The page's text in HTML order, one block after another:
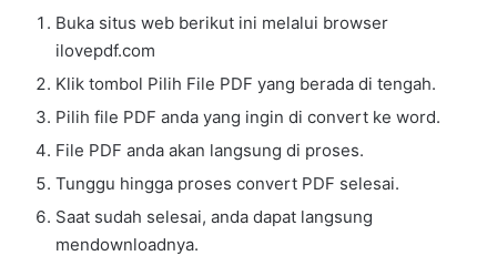
Buka situs web berikut ini melalui browser
ilovepdf.com
Klik tombol Pilih File PDF yang berada di tengah.
Pilih file PDF anda yang ingin di convert ke word.
File PDF anda akan langsung di proses.
Tunggu hingga proses convert PDF selesai.
Saat sudah selesai, anda dapat langsung
mendownloadnya.